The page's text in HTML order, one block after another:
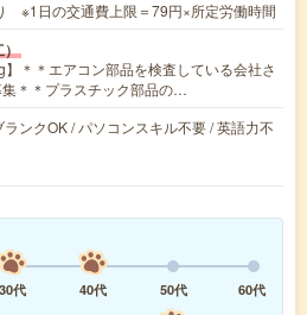
※1日の交通費上限＝79円×所定労働時間
）
】＊＊エアコン部品を検査している会社さ
集＊＊プラスチック部品の…
ンクOK / パソコンスキル不要 / 英語力不
30代 40代 50代
60代